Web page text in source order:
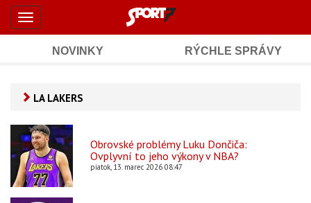
Šport7.sk
-
spravodajstvo
a
výsledky
Skočiť
hlavný
Toggle
navigation
Sub
Navigation
NOVINKY RÝCHLE SPRÁVY
Main
Content
LA LAKERS
Obrovské problémy Luku Dončiča:
Ovplyvní to jeho výkony v NBA?
piatok, 13. marec 2026 08:47